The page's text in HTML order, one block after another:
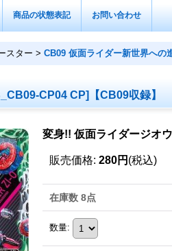
商品の状態表記 お問い合わせ
スター > CB09 仮面ライダー新世界への
CP04 CP]【CB09収録】
変身!! 仮面ライダージオ
販売価格: 280円 (税込)
在庫数 8点
数量: